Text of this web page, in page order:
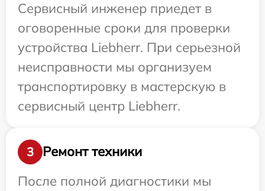
Сервисный инженер приедет в
оговоренные сроки для проверки
устройства Liebherr. При серьезной
неисправности мы организуем
транспортировку в мастерскую в
сервисный центр Liebherr.
3
Ремонт техники
После полной диагностики мы